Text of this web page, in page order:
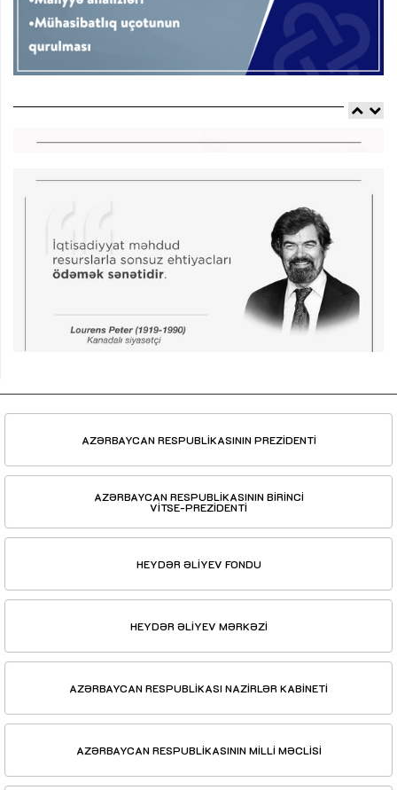
AZƏRBAYCAN RESPUBLİKASININ PREZİDENTİ
AZƏRBAYCAN RESPUBLİKASININ BİRİNCİ
VİTSE-PREZİDENTİ
HEYDƏR ƏLİYEV FONDU
HEYDƏR ƏLİYEV MƏRKƏZİ
AZƏRBAYCAN RESPUBLİKASI NAZİRLƏR KABİNETİ
AZƏRBAYCAN RESPUBLİKASININ MİLLİ MƏCLİSİ